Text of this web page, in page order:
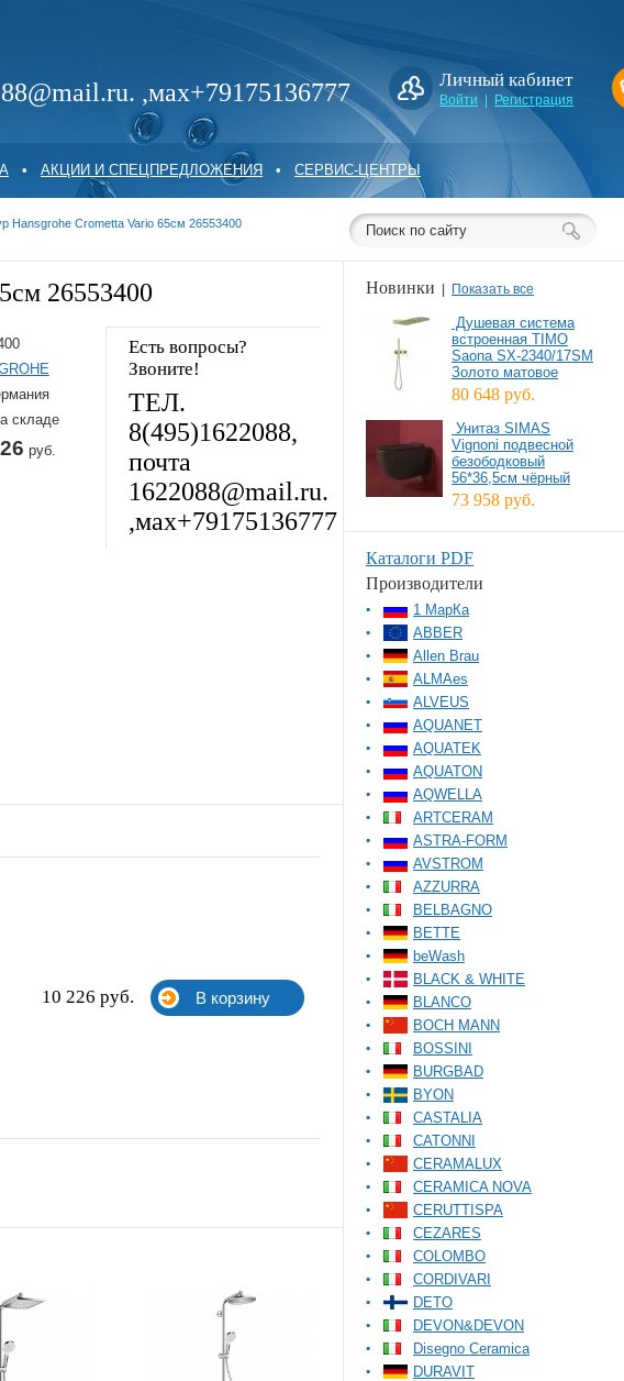
,мах+79175136777 Личный кабинет
Войти Регистрация
• АКЦИИ И СПЕЦПРЕДЛОЖЕНИЯ • СЕРВИС-ЦЕНТРЫ
Hansgrohe Crometta Vario 65см 26553400
26553400
Есть вопросы?
Звоните!
ТЕЛ.
8(495)1622088,
почта
1622088@mail.ru.
,мах+79175136777
складе
руб.
10 226 руб.
Новинки Показать все
Душевая система
встроенная TIMO
Saona SX-2340/17SM
Золото матовое
80 648 руб.
Унитаз SIMAS
Vignoni подвесной
безободковый
56*36,5см чёрный
73 958 руб.
Каталоги PDF
Производители
1 МарКа
ABBER
Allen Brau
ALMAes
ALVEUS
AQUANET
AQUATEK
AQUATON
AQWELLA
ARTCERAM
ASTRA-FORM
AVSTROM
AZZURRA
BELBAGNO
BETTE
beWash
BLACK & WHITE
BLANCO
BOCH MANN
BOSSINI
BURGBAD
BYON
CASTALIA
CATONNI
CERAMALUX
CERAMICA NOVA
CERUTTISPA
CEZARES
COLOMBO
CORDIVARI
DETO
DEVON&DEVON
Disegno Ceramica
DURAVIT